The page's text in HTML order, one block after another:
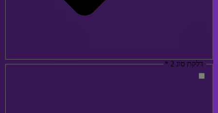
דלקת סוג 2 *